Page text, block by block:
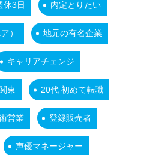
休3日 内定とりたい
） 地元の有名企業
キャリアチェンジ
関東 20代 初めて転職
営業 登録販売者
声優マネージャー